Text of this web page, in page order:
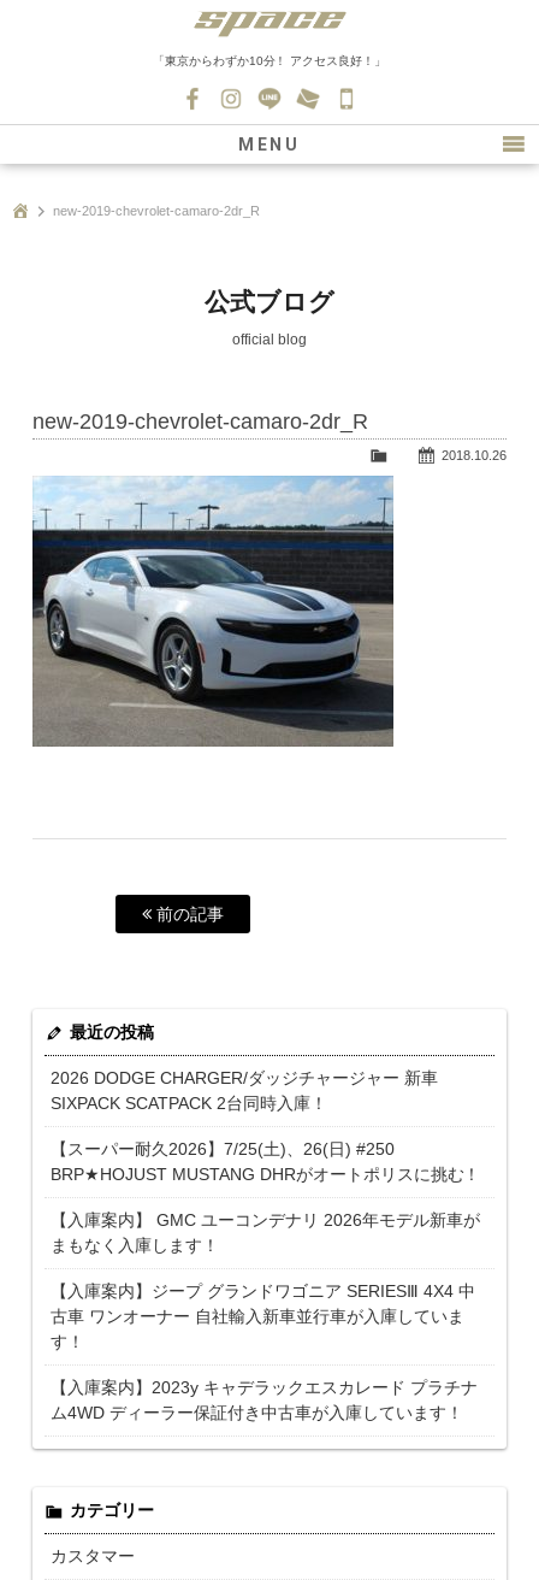
「東京からわずか10分！ アクセス良好！」
0139
MENU
新車情報
在庫車情報
ファクトリー
会社紹介
スタッフ募集
new-2019-chevrolet-camaro-2dr_R
公式ブログ
official blog
new-2019-chevrolet-camaro-2dr_R
2018.10.26
前の記事
最近の投稿
2026 DODGE CHARGER/ダッジチャージャー 新車
SIXPACK SCATPACK 2台同時入庫！
【スーパー耐久2026】7/25(土)、26(日) #250
BRP★HOJUST MUSTANG DHRがオートポリスに挑む！
【入庫案内】 GMC ユーコンデナリ 2026年モデル新車が
まもなく入庫します！
【入庫案内】ジープ グランドワゴニア SERIESⅢ 4X4 中
古車 ワンオーナー 自社輸入新車並行車が入庫していま
す！
【入庫案内】2023y キャデラックエスカレード プラチナ
ム4WD ディーラー保証付き中古車が入庫しています！
カテゴリー
カスタマー